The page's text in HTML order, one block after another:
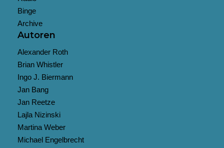
Binge
Archive
Autoren
Alexander Roth
Brian Whistler
Ingo J. Biermann
Jan Bang
Jan Reetze
Lajla Nizinski
Martina Weber
Michael Engelbrecht